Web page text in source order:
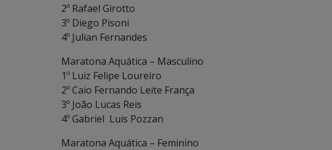
2º Rafael Girotto
3º Diego Pisoni
4º Julian Fernandes
Maratona Aquática – Masculino
1º Luiz Felipe Loureiro
2º Caio Fernando Leite França
3º João Lucas Reis
4º Gabriel Luis Pozzan
Maratona Aquática – Feminino